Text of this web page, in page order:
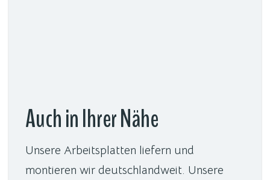
Auch in Ihrer Nähe
Unsere Arbeitsplatten liefern und
montieren wir deutschlandweit. Unsere